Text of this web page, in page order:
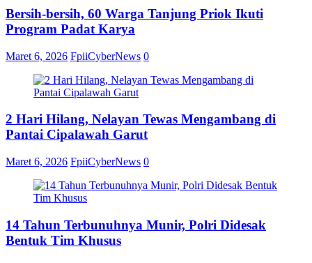
Bersih-bersih, 60 Warga Tanjung Priok Ikuti
Program Padat Karya
Maret 6, 2026 FpiiCyberNews 0
2 Hari Hilang, Nelayan Tewas Mengambang di
Pantai Cipalawah Garut
Maret 6, 2026 FpiiCyberNews 0
14 Tahun Terbunuhnya Munir, Polri Didesak
Bentuk Tim Khusus